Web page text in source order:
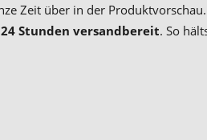
Zeit über in der
Stunden versandbereit. So